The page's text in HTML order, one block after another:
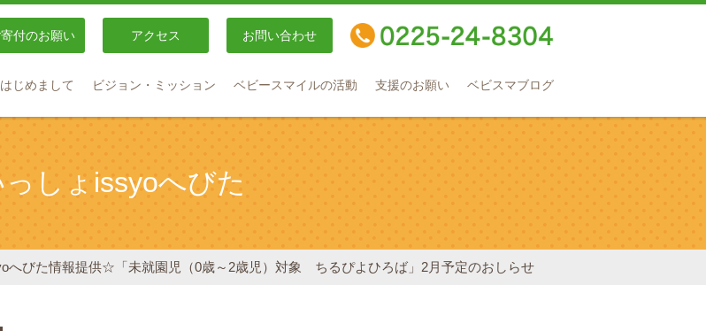
寄付のお願い アクセス お問い合わせ
はじめまして ビジョン・ミッション ベビースマイルの活動 支援のお願い ベビスマブログ
っしょissyoへびた
へびた情報提供☆「未就園児（0歳～2歳児）対象 ちるぴよひろば」2月予定のおしらせ